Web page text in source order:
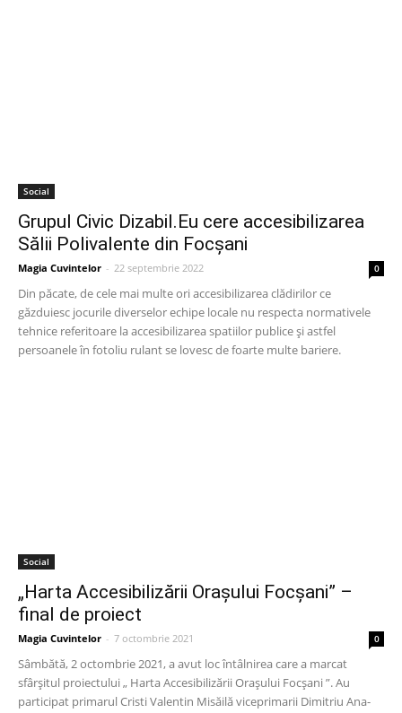
Social
Grupul Civic Dizabil.Eu cere accesibilizarea
Sălii Polivalente din Focșani
Magia Cuvintelor - 22 septembrie 2022 0
Din păcate, de cele mai multe ori accesibilizarea clădirilor ce
găzduiesc jocurile diverselor echipe locale nu respecta normativele
tehnice referitoare la accesibilizarea spatiilor publice și astfel
persoanele în fotoliu rulant se lovesc de foarte multe bariere.
Social
„Harta Accesibilizării Orașului Focșani” –
final de proiect
Magia Cuvintelor - 7 octombrie 2021 0
Sâmbătă, 2 octombrie 2021, a avut loc întâlnirea care a marcat
sfârșitul proiectului „ Harta Accesibilizării Orașului Focșani ”. Au
participat primarul Cristi Valentin Misăilă viceprimarii Dimitriu Ana-